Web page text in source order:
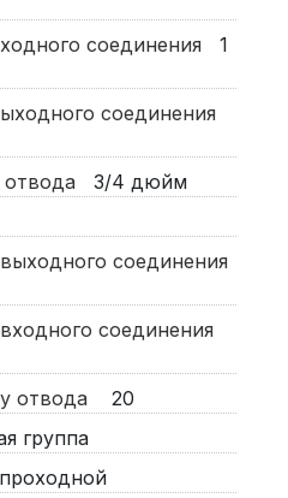
соединения
1
соединения
3/4 дюйм
соединения
соединения
отвода
20
группа
проходной